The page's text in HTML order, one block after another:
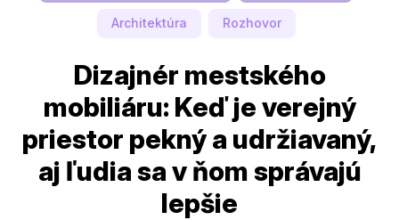
Architektúra Rozhovor
Dizajnér mestského
mobiliáru: Keď je verejný
priestor pekný a udržiavaný,
aj ľudia sa v ňom správajú
lepšie